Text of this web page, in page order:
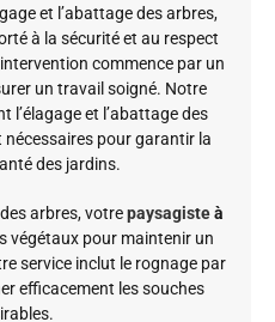
et l’abattage des arbres,
à la sécurité et au respect
commence par un
un travail soigné. Notre
l’élagage et l’abattage des
pour garantir la
des jardins.
arbres, votrepaysagisteà
végétaux pour maintenir un
service inclut le rognage par
efficacement les souches